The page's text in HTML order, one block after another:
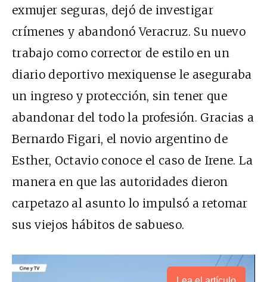
exmujer seguras, dejó de investigar
crímenes y abandonó Veracruz. Su nuevo
trabajo como corrector de estilo en un
diario deportivo mexiquense le aseguraba
un ingreso y protección, sin tener que
abandonar del todo la profesión. Gracias a
Bernardo Figari, el novio argentino de
Esther, Octavio conoce el caso de Irene. La
manera en que las autoridades dieron
carpetazo al asunto lo impulsó a retomar
sus viejos hábitos de sabueso.